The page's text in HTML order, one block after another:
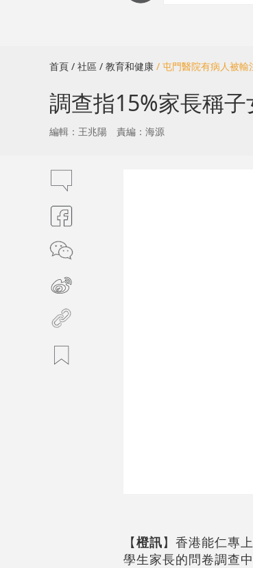
首頁 / 社區 / 教育和健康 / 屯門醫院有病人被輸
調查指15%家長稱
編輯：王兆陽 責編：海源
【橙訊】香港能仁專
學生家長的問卷調查